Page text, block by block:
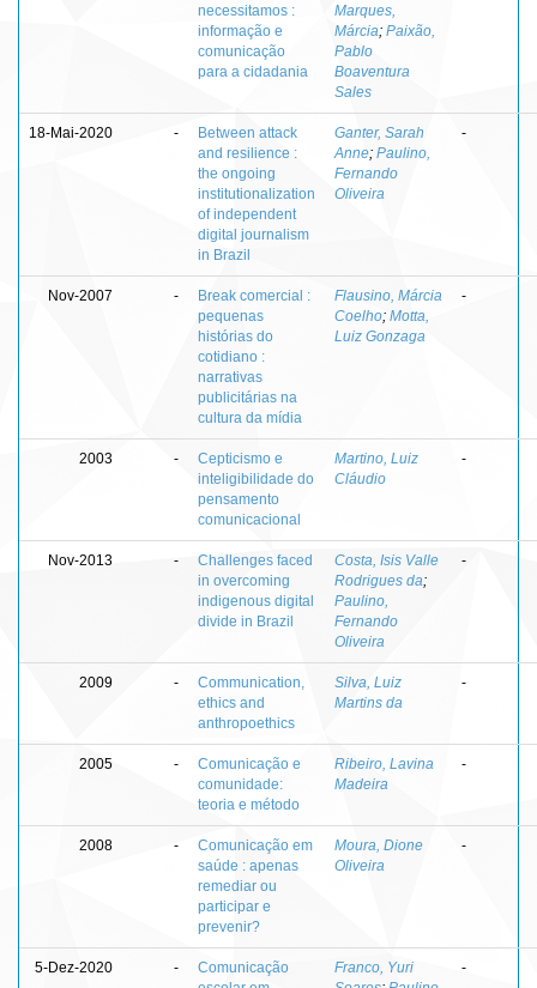
necessitamos :
informação e
comunicação
para a cidadania
Marques,
Márcia; Paixão,
Pablo
Boaventura
Sales
18-Mai-2020 -
Between attack
and resilience :
the ongoing
institutionalization
of independent
digital journalism
in Brazil
Ganter, Sarah
Anne; Paulino,
Fernando
Oliveira
-
Nov-2007 -
Break comercial :
pequenas
histórias do
cotidiano :
narrativas
publicitárias na
cultura da mídia
Flausino, Márcia
Coelho; Motta,
Luiz Gonzaga
-
2003 -
Cepticismo e
inteligibilidade do
pensamento
comunicacional
Martino, Luiz
Cláudio
-
Nov-2013 -
Challenges faced
in overcoming
indigenous digital
divide in Brazil
Costa, Isis Valle
Rodrigues da;
Paulino,
Fernando
Oliveira
-
2009 -
Communication,
ethics and
anthropoethics
Silva, Luiz
Martins da
-
2005 -
Comunicação e
comunidade:
teoria e método
Ribeiro, Lavina
Madeira
-
2008 -
Comunicação em
saúde : apenas
remediar ou
participar e
prevenir?
Moura, Dione
Oliveira
-
5-Dez-2020 -
Comunicação
Franco, Yuri
-